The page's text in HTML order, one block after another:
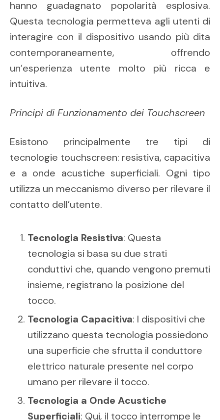
hanno guadagnato popolarità esplosiva.
Questa tecnologia permetteva agli utenti di
interagire con il dispositivo usando più dita
contemporaneamente, offrendo
un’esperienza utente molto più ricca e
intuitiva.
Principi di Funzionamento dei Touchscreen
Esistono principalmente tre tipi di
tecnologie touchscreen: resistiva, capacitiva
e a onde acustiche superficiali. Ogni tipo
utilizza un meccanismo diverso per rilevare il
contatto dell’utente.
Tecnologia Resistiva: Questa
tecnologia si basa su due strati
conduttivi che, quando vengono premuti
insieme, registrano la posizione del
tocco.
Tecnologia Capacitiva: I dispositivi che
utilizzano questa tecnologia possiedono
una superficie che sfrutta il conduttore
elettrico naturale presente nel corpo
umano per rilevare il tocco.
Tecnologia a Onde Acustiche
Superficiali: Qui, il tocco interrompe le